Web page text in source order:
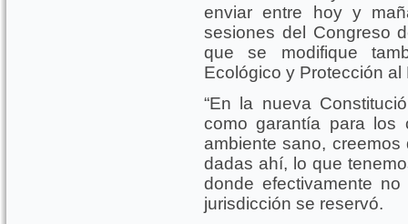
enviar entre hoy y
sesiones del Congreso
que se modifique
Ecológico y Protección al
“En la nueva
como garantía para los
ambiente sano,
dadas ahí, lo que
donde efectivamente
jurisdicción se reservó.